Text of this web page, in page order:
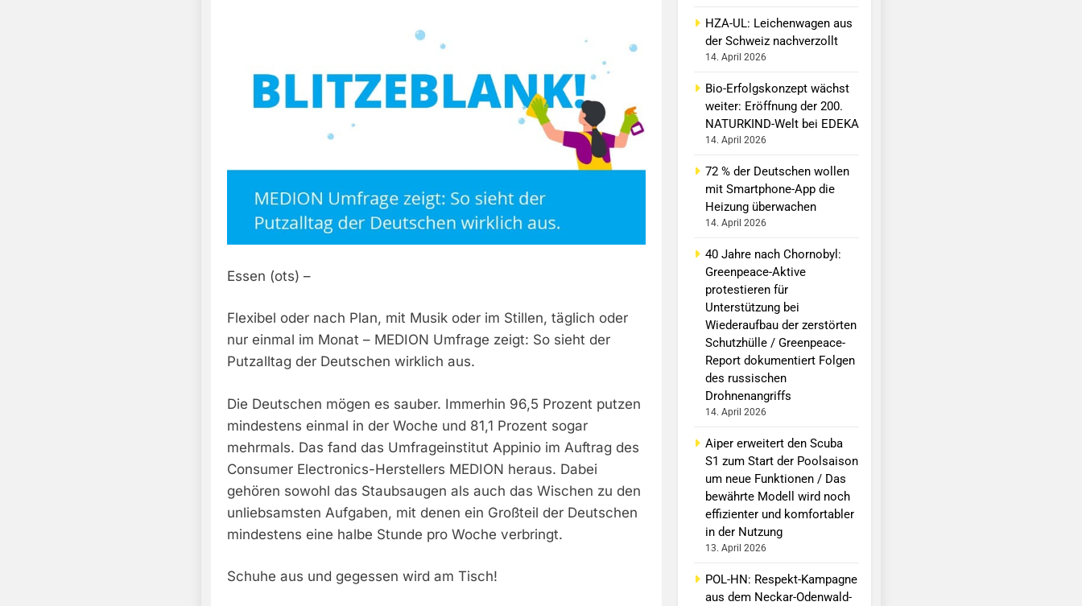
Essen (ots) –
Flexibel oder nach Plan, mit Musik oder im Stillen, täglich oder
nur einmal im Monat – MEDION Umfrage zeigt: So sieht der
Putzalltag der Deutschen wirklich aus.
Die Deutschen mögen es sauber. Immerhin 96,5 Prozent putzen
mindestens einmal in der Woche und 81,1 Prozent sogar
mehrmals. Das fand das Umfrageinstitut Appinio im Auftrag des
Consumer Electronics-Herstellers MEDION heraus. Dabei
gehören sowohl das Staubsaugen als auch das Wischen zu den
unliebsamsten Aufgaben, mit denen ein Großteil der Deutschen
mindestens eine halbe Stunde pro Woche verbringt.
Schuhe aus und gegessen wird am Tisch!
HZA-UL: Leichenwagen aus
der Schweiz nachverzollt
14. April 2026
Bio-Erfolgskonzept wächst
weiter: Eröffnung der 200.
NATURKIND-Welt bei EDEKA
14. April 2026
72 % der Deutschen wollen
mit Smartphone-App die
Heizung überwachen
14. April 2026
40 Jahre nach Chornobyl:
Greenpeace-Aktive
protestieren für
Unterstützung bei
Wiederaufbau der zerstörten
Schutzhülle / Greenpeace-
Report dokumentiert Folgen
des russischen
Drohnenangriffs
14. April 2026
Aiper erweitert den Scuba
S1 zum Start der Poolsaison
um neue Funktionen / Das
bewährte Modell wird noch
effizienter und komfortabler
in der Nutzung
13. April 2026
POL-HN: Respekt-Kampagne
aus dem Neckar-Odenwald-